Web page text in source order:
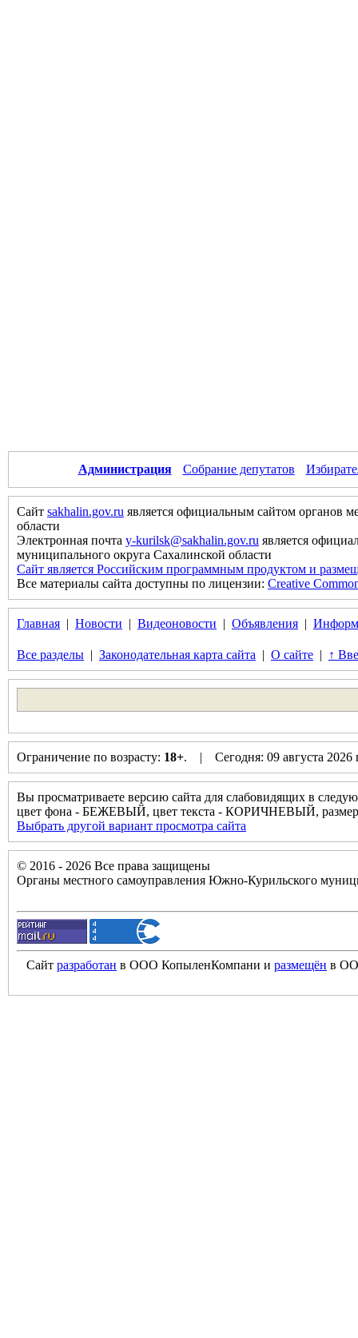
Администрация Собрание депутатов
Сайт sakhalin.gov.ru является официальным сайтом органов
области
Электронная почта y-kurilsk@sakhalin.gov.ru является
муниципального округа Сахалинской области
Сайт является Российским программным продуктом и
Все материалы сайта доступны по лицензии: Creative
Главная | Новости | Видеоновости | Объявления |
Все разделы | Законодательная карта сайта | О сайте | ↑
Ограничение по возрасту: 18+. | Сегодня: 09 августа
Вы просматриваете версию сайта для слабовидящих в
цвет фона - БЕЖЕВЫЙ, цвет текста - КОРИЧНЕВЫЙ,
Выбрать другой вариант просмотра сайта
© 2016 - 2026 Все права защищены
Органы местного самоуправления Южно-Курильского
Сайт разработан в ООО КопыленКомпани и размещён в